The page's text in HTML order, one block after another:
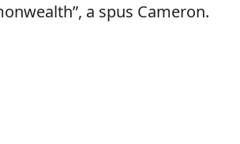
a spus Cameron.